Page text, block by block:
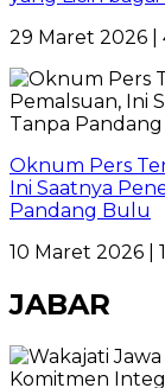
29 Maret 2026 |
Oknum Pers
Ini Saatnya
Pandang Bulu
10 Maret 2026 |
JABAR